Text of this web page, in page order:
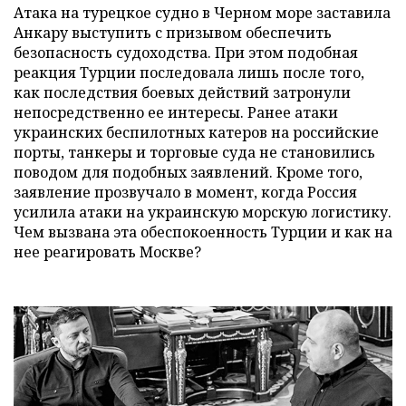
Атака на турецкое судно в Черном море заставила
Анкару выступить с призывом обеспечить
безопасность судоходства. При этом подобная
реакция Турции последовала лишь после того,
как последствия боевых действий затронули
непосредственно ее интересы. Ранее атаки
украинских беспилотных катеров на российские
порты, танкеры и торговые суда не становились
поводом для подобных заявлений. Кроме того,
заявление прозвучало в момент, когда Россия
усилила атаки на украинскую морскую логистику.
Чем вызвана эта обеспокоенность Турции и как на
нее реагировать Москве?